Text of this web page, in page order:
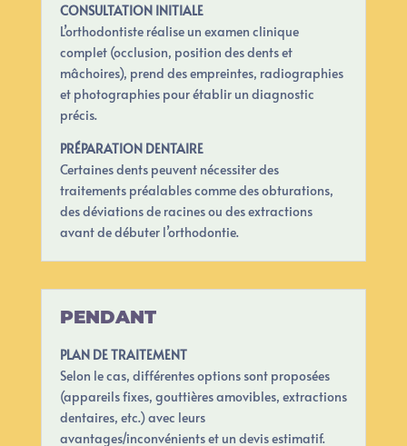
CONSULTATION INITIALE
L’orthodontiste réalise un examen clinique
complet (occlusion, position des dents et
mâchoires), prend des empreintes, radiographies
et photographies pour établir un diagnostic
précis.
PRÉPARATION DENTAIRE
Certaines dents peuvent nécessiter des
traitements préalables comme des obturations,
des déviations de racines ou des extractions
avant de débuter l’orthodontie.
PENDANT
PLAN DE TRAITEMENT
Selon le cas, différentes options sont proposées
(appareils fixes, gouttières amovibles, extractions
dentaires, etc.) avec leurs
avantages/inconvénients et un devis estimatif.